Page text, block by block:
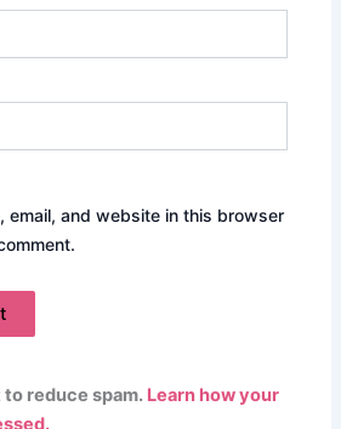
email, and website in this browser
reduce spam. Learn how your